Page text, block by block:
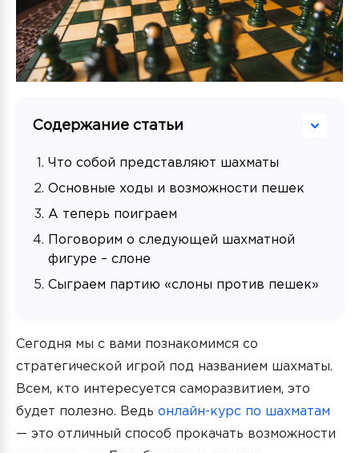
Содержание статьи
Что собой представляют шахматы
Основные ходы и возможности пешек
А теперь поиграем
Поговорим о следующей шахматной
фигуре – слоне
Сыграем партию «слоны против пешек»
Сегодня мы с вами познакомимся со
стратегической игрой под названием шахматы.
Всем, кто интересуется саморазвитием, это
будет полезно. Ведь онлайн-курс по шахматам
— это отличный способ прокачать возможности